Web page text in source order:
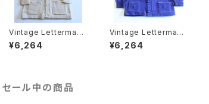
Vintage Letterman
sweater
¥6,264
Vintage Letterman
sweater
¥6,264
セール中の商品